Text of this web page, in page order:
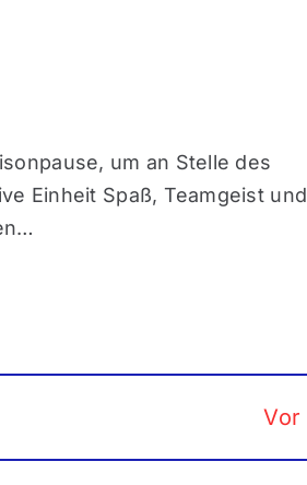
um an Stelle des
Einheit Spaß, Teamgeist und
Vor